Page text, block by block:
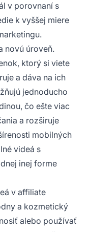
v porovnaní s
k vyššej miere
novú úroveň.
ktorý si viete
a dáva na ich
jednoducho
čo ešte viac
a rozširuje
mobilných
videá s
inej forme
v affiliate
a kozmetický
alebo používať